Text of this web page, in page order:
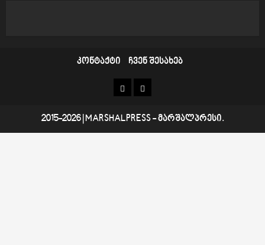
კონტაქტი ჩვენ შესახებ
კონტაქტი
ჩვენ
2015-2026 MARSHALPRESS- მარშალპრესი.